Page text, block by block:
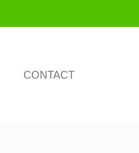
CONTACT